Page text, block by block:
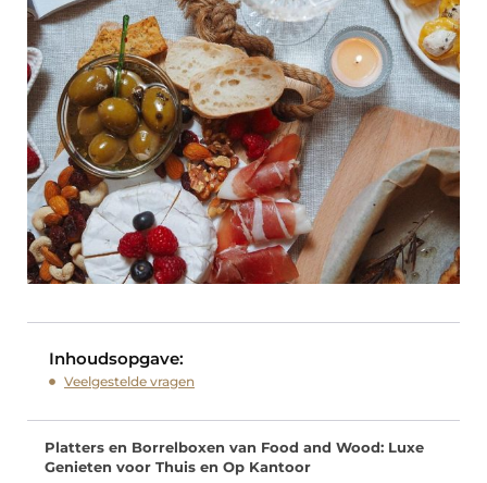
Inhoudsopgave:
Veelgestelde vragen
Platters en Borrelboxen van Food and Wood: Luxe
Genieten voor Thuis en Op Kantoor